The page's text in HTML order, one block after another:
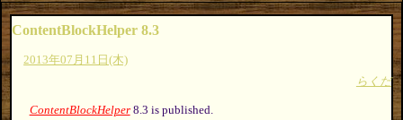
ContentBlockHelper 8.3
2013年07月11日(木)
らくだ
ContentBlockHelper8.3 is published.